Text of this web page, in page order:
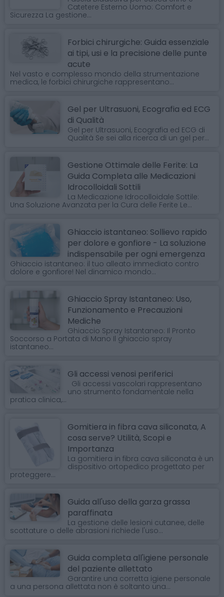
Catetere Esterno Uomo: Comfort e
Sicurezza La gestione...
Forbici chirurgiche: Guida essenziale
ai tipi, usi e la precisione delle punte
acute
Nel vasto e complesso mondo della strumentazione
medica, le forbici chirurgiche rappresentano...
Gel per Ultrasuoni, Ecografia ed ECG
di Qualità
Gel per Ultrasuoni, Ecografia ed ECG di
Qualità Se sei alla ricerca di un gel per...
Gestione Ottimale delle Ferite: La
Guida Completa alle Medicazioni
Idrocolloidali Sottili
La Medicazione Idrocolloidale Sottile:
Una Soluzione Avanzata per la Cura delle Ferite Le...
Ghiaccio istantaneo: Sollievo rapido
per dolore e gonfiore - La soluzione
indispensabile per ogni emergenza
Ghiaccio istantaneo: il tuo alleato immediato contro
dolore e gonfiore! Nel dinamico mondo...
Ghiaccio Spray Istantaneo: Uso,
Funzionamento e Precauzioni
Mediche
Ghiaccio Spray Istantaneo: Il Pronto
Soccorso a Portata di Mano Il ghiaccio spray
istantaneo...
Gli accessi venosi periferici
Gli accessi vascolari rappresentano
uno strumento fondamentale nella
pratica clinica,...
Gomitiera in fibra cava siliconata, A
cosa serve? Utilità, Scopi e
Importanza
La gomitiera in fibra cava siliconata è un
dispositivo ortopedico progettato per
proteggere...
Guida all'uso della garza grassa
paraffinata
La gestione delle lesioni cutanee, delle
scottature o delle abrasioni richiede l'uso...
Guida completa all'igiene personale
del paziente allettato
Garantire una corretta igiene personale
a una persona allettata non è soltanto una...